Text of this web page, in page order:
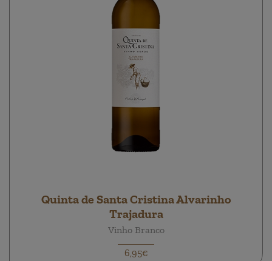
Quinta de Santa Cristina Alvarinho
Trajadura
Vinho Branco
6,95€